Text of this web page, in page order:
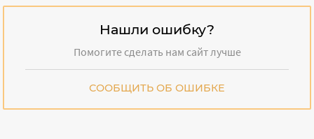
Нашли ошибку?
Помогите сделать нам сайт лучше
СООБЩИТЬ ОБ ОШИБКЕ